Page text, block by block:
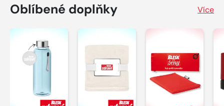
Oblíbené doplňky Více